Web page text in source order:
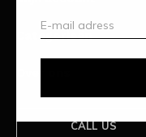
Categorieën
CALL US